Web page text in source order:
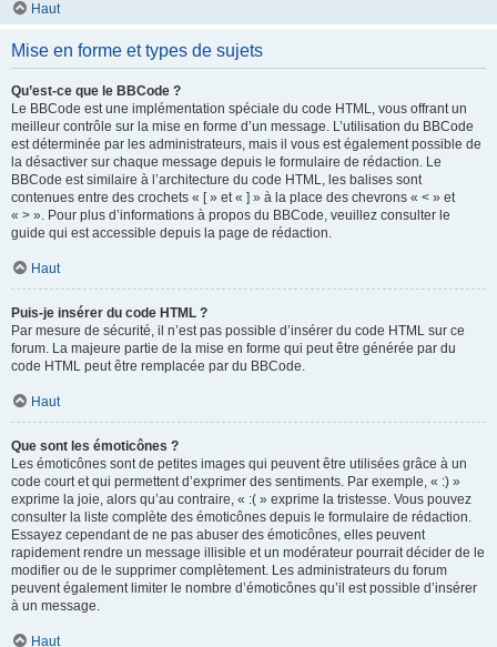
Haut
Mise en forme et types de sujets
Qu’est-ce que le BBCode ?
Le BBCode est une implémentation spéciale du code HTML, vous offrant un
meilleur contrôle sur la mise en forme d’un message. L’utilisation du BBCode
est déterminée par les administrateurs, mais il vous est également possible de
la désactiver sur chaque message depuis le formulaire de rédaction. Le
BBCode est similaire à l’architecture du code HTML, les balises sont
contenues entre des crochets « [ » et « ] » à la place des chevrons « < » et
« > ». Pour plus d’informations à propos du BBCode, veuillez consulter le
guide qui est accessible depuis la page de rédaction.
Haut
Puis-je insérer du code HTML ?
Par mesure de sécurité, il n’est pas possible d’insérer du code HTML sur ce
forum. La majeure partie de la mise en forme qui peut être générée par du
code HTML peut être remplacée par du BBCode.
Haut
Que sont les émoticônes ?
Les émoticônes sont de petites images qui peuvent être utilisées grâce à un
code court et qui permettent d’exprimer des sentiments. Par exemple, « :) »
exprime la joie, alors qu’au contraire, « :( » exprime la tristesse. Vous pouvez
consulter la liste complète des émoticônes depuis le formulaire de rédaction.
Essayez cependant de ne pas abuser des émoticônes, elles peuvent
rapidement rendre un message illisible et un modérateur pourrait décider de le
modifier ou de le supprimer complètement. Les administrateurs du forum
peuvent également limiter le nombre d’émoticônes qu’il est possible d’insérer
à un message.
Haut